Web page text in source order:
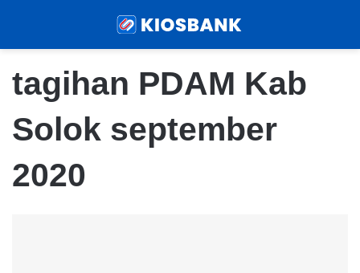
tagihan PDAM Kab
Solok september
2020